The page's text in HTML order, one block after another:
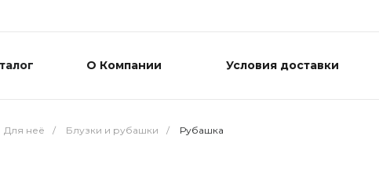
О Компании Условия доставки
Для неё / Блузки и рубашки / Рубашка